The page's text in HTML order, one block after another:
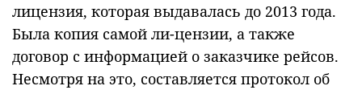
лицензия, которая выдавалась до 2013 года.
Была копия самой ли-цензии, а также
договор с информацией о заказчике рейсов.
Несмотря на это, составляется протокол об